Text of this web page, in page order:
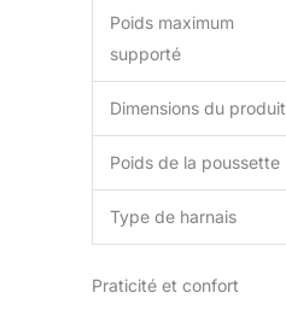
Poids maximum
supporté
Dimensions du produit
Poids de la poussette
Type de harnais
Praticité et confort